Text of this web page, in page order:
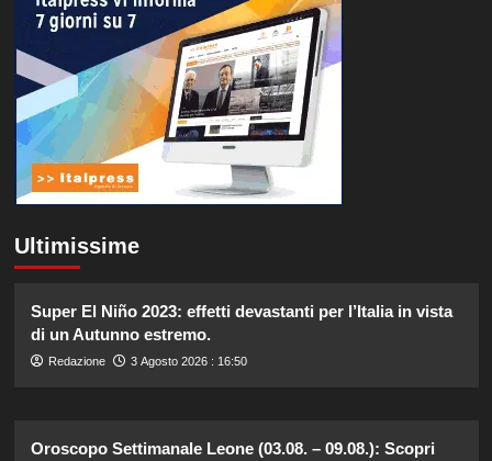
Ultimissime
Super El Niño 2023: effetti devastanti per l’Italia in vista
di un Autunno estremo.
Redazione 3 Agosto 2026 : 16:50
Oroscopo Settimanale Leone (03.08. – 09.08.): Scopri